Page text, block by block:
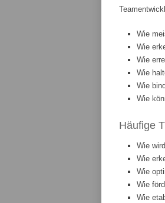
Wie
Wie
Wie
Wie
Wie
Wie
Häufige
Wie
Wie
Wie
Wie
Wie